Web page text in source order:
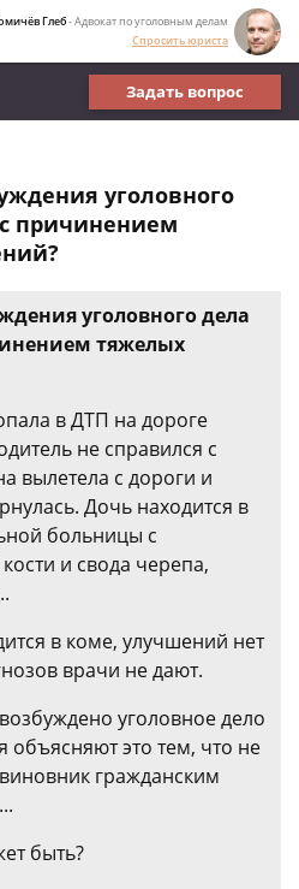
Глеб- Адвокат по уголовным делам
Спросить юриста
Задать вопрос
уголовного
причинением
уголовного дела
тяжелых
в ДТП на дороге
не справился с
вылетела с дороги и
Дочь находится в
больницы с
и свода черепа,
в коме, улучшений нет
врачи не дают.
уголовное дело
объясняют это тем, что не
гражданским
быть?